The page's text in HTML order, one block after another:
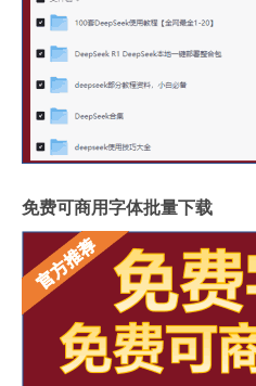
免费可商用字体批量下载